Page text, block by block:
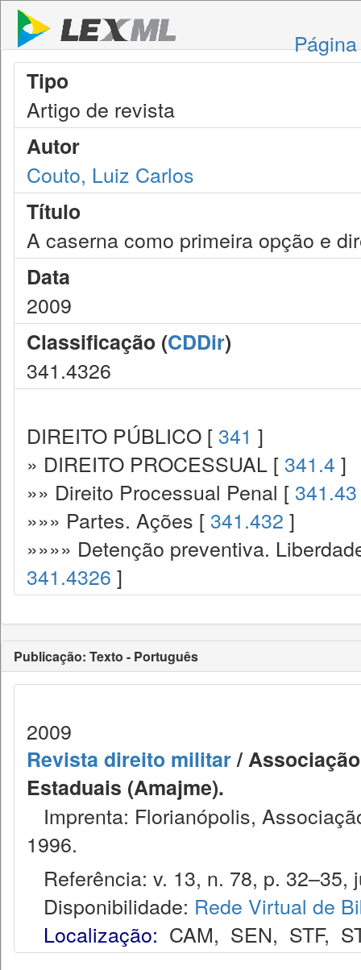
Tipo
Artigo de revista
Autor
Couto, Luiz Carlos
Título
A caserna como primeira opção e
Data
2009
Classificação (CDDir)
341.4326
DIREITO PÚBLICO [ 341 ]
» DIREITO PROCESSUAL [ 341.4 ]
»» Direito Processual Penal [ 341.43
»»» Partes. Ações [ 341.432 ]
»»»» Detenção preventiva.
341.4326 ]
Publicação: Texto - Português
2009
Revista direito militar/
Estaduais (Amajme).
Imprenta: Florianópolis,
1996.
Referência: v. 13, n. 78, p. 32–35,
Disponibilidade: Rede Virtual de
Localização: CAM, SEN, STF,